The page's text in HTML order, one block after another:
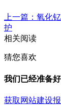
上一篇：氧化
护
相关阅读
猜您喜欢
我们已经准备
获取网站建设